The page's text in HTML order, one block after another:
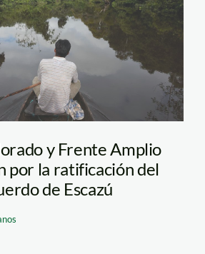
tamshiyacu
y Frente Amplio
por la ratificación del
de Escazú